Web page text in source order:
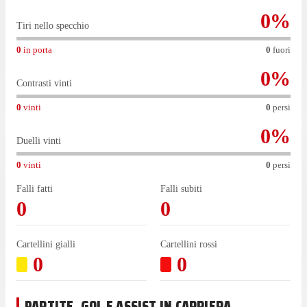
Tiri nello specchio 0%
0 in porta 0 fuori
Contrasti vinti 0%
0 vinti 0 persi
Duelli vinti 0%
0 vinti 0 persi
Falli fatti
0
Falli subiti
0
Cartellini gialli
0
Cartellini rossi
0